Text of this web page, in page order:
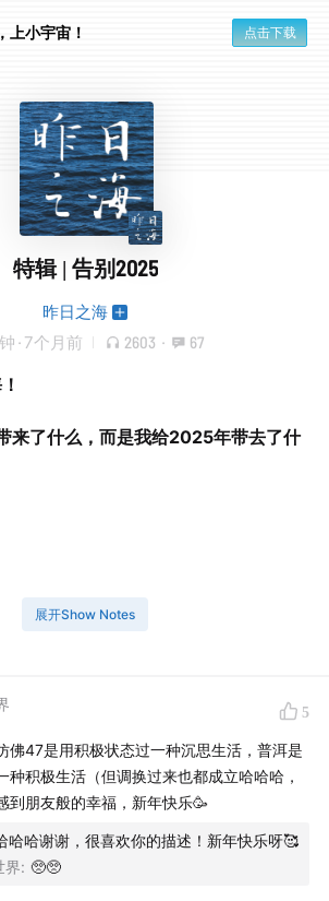
上小宇宙！ 点击下载
特辑 | 告别2025
昨日之海
· 7个月前 2603 · 67
来了什么，而是我给2025年带去了什
与恐惧
满意
境与文学的保护
展开Show Notes
5
佛47是用积极状态过一种沉思生活，普洱是
种积极生活（但调换过来也都成立哈哈哈，
到朋友般的幸福，新年快乐🥳
哈哈谢谢，很喜欢你的描述！新年快乐呀🥰
界: 🥺🥺